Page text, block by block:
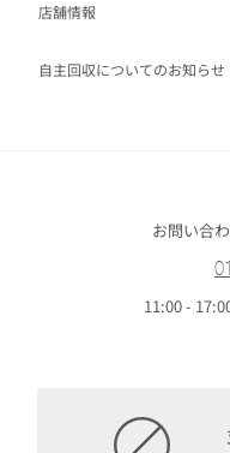
お問い合
11:00 -
店舗情報
自主回収についてのお知らせ